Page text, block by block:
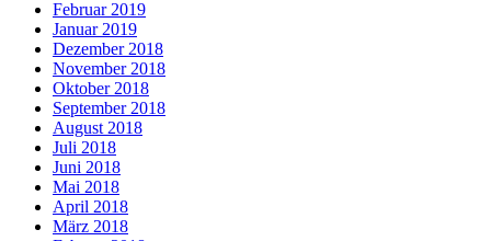
Februar 2019
Januar 2019
Dezember 2018
November 2018
Oktober 2018
September 2018
August 2018
Juli 2018
Juni 2018
Mai 2018
April 2018
März 2018